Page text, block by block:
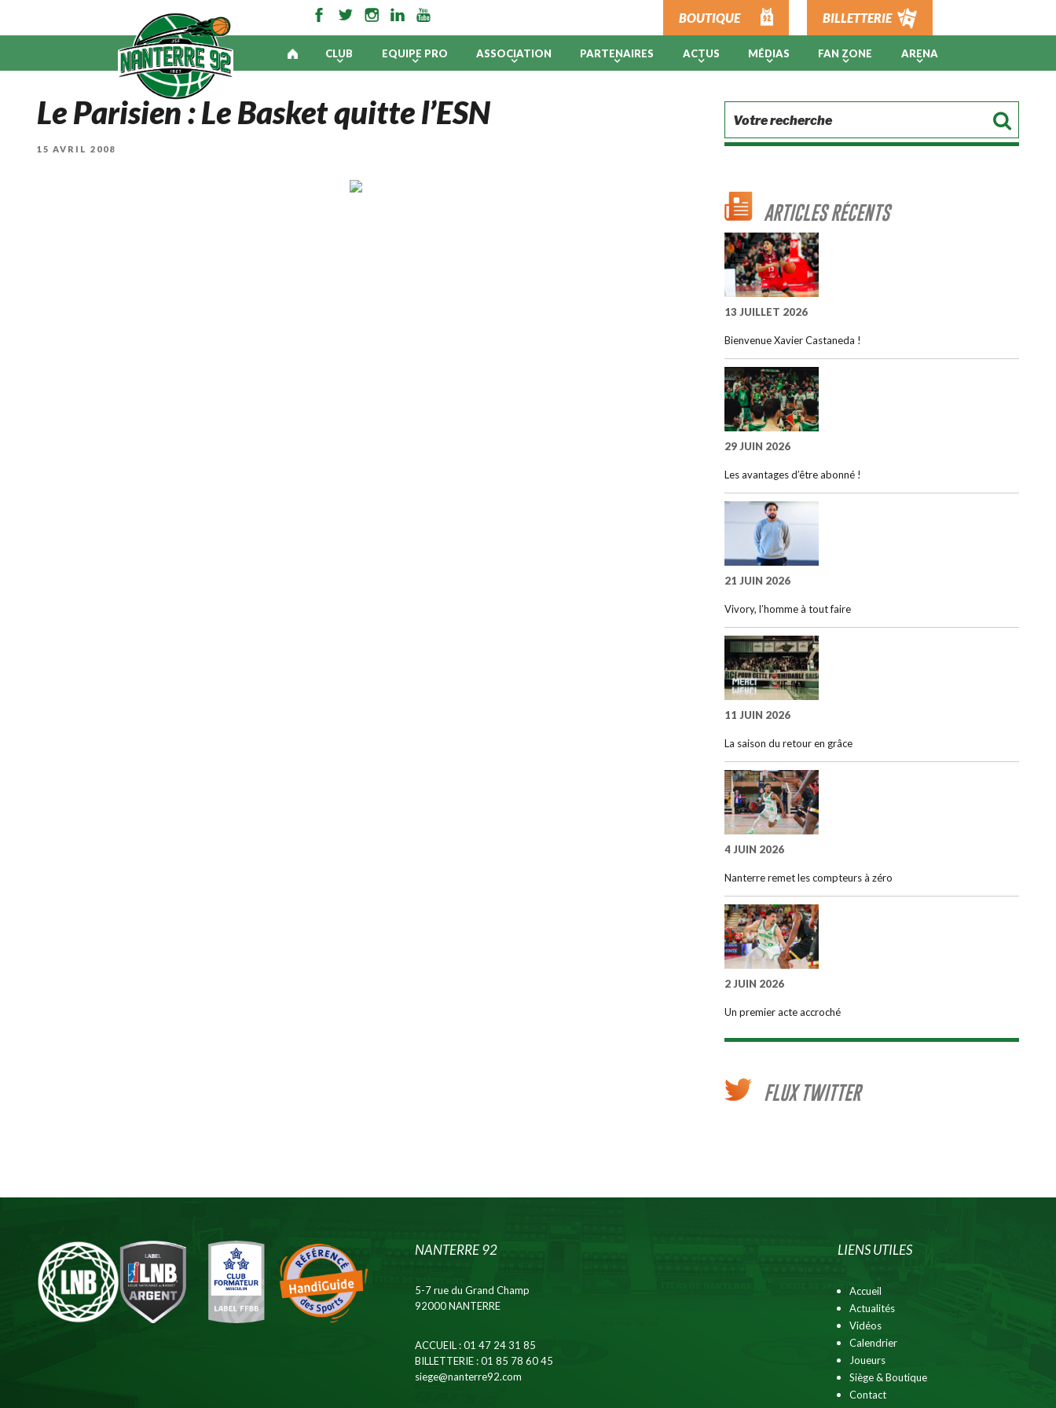
BOUTIQUE BILLETTERIE
CLUB EQUIPE PRO ASSOCIATION PARTENAIRES ACTUS MÉDIAS FAN ZONE ARENA
Le Parisien : Le Basket quitte l’ESN
PUBLIÉ
15 AVRIL 2008
ARTICLES RÉCENTS
13 JUILLET 2026
Bienvenue Xavier Castaneda !
29 JUIN 2026
Les avantages d’être abonné !
21 JUIN 2026
Vivory, l’homme à tout faire
11 JUIN 2026
La saison du retour en grâce
4 JUIN 2026
Nanterre remet les compteurs à zéro
2 JUIN 2026
Un premier acte accroché
FLUX TWITTER
NANTERRE 92
5-7 rue du Grand Champ
92000 NANTERRE
ACCUEIL : 01 47 24 31 85
BILLETTERIE : 01 85 78 60 45
siege@nanterre92.com
LIENS UTILES
Accueil
Actualités
Vidéos
Calendrier
Joueurs
Siège & Boutique
Contact